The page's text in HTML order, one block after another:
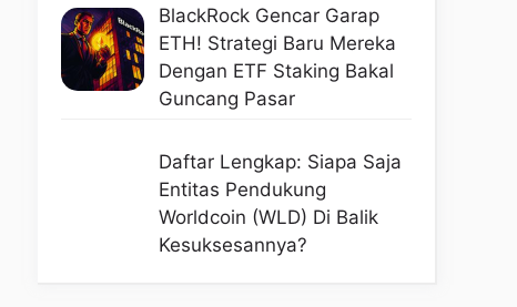
BlackRock Gencar Garap
ETH! Strategi Baru Mereka
Dengan ETF Staking Bakal
Guncang Pasar
Daftar Lengkap: Siapa Saja
Entitas Pendukung
Worldcoin (WLD) Di Balik
Kesuksesannya?